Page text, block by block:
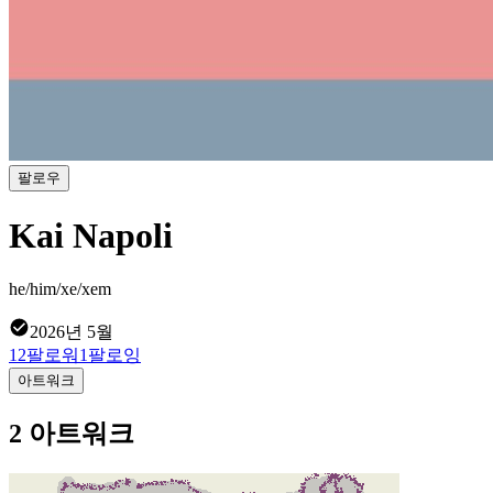
팔로우
Kai Napoli
he/him/xe/xem
2026년 5월
12팔로워 1 팔로잉
아트워크
2 아트워크